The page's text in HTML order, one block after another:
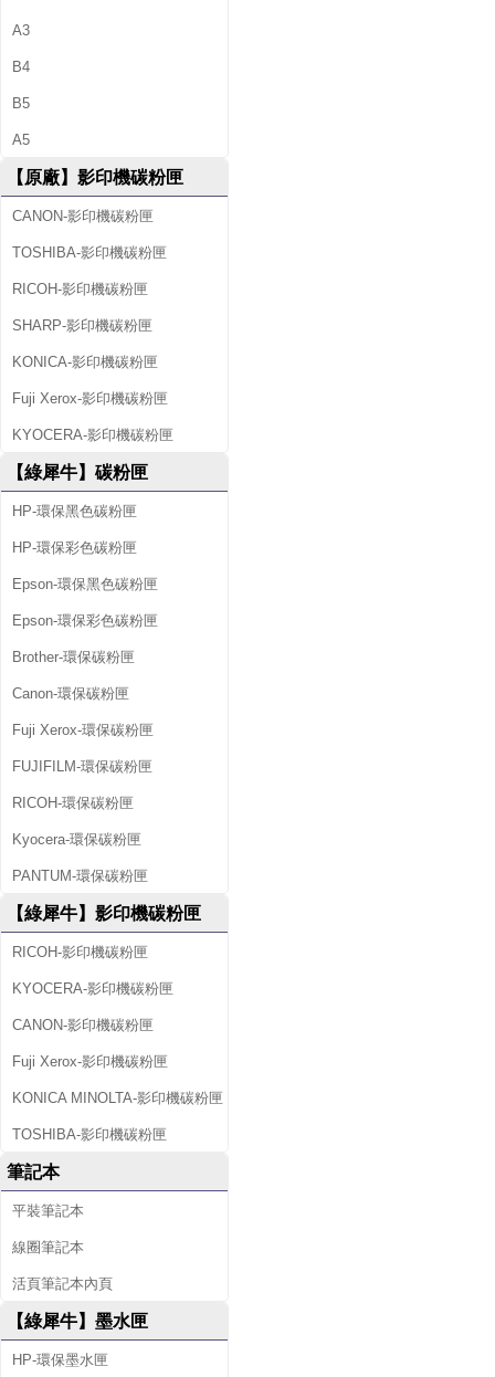
A3
B4
B5
A5
【原廠】影印機碳粉匣
CANON-影印機碳粉匣
TOSHIBA-影印機碳粉匣
RICOH-影印機碳粉匣
SHARP-影印機碳粉匣
KONICA-影印機碳粉匣
Fuji Xerox-影印機碳粉匣
KYOCERA-影印機碳粉匣
【綠犀牛】碳粉匣
HP-環保黑色碳粉匣
HP-環保彩色碳粉匣
Epson-環保黑色碳粉匣
Epson-環保彩色碳粉匣
Brother-環保碳粉匣
Canon-環保碳粉匣
Fuji Xerox-環保碳粉匣
FUJIFILM-環保碳粉匣
RICOH-環保碳粉匣
Kyocera-環保碳粉匣
PANTUM-環保碳粉匣
【綠犀牛】影印機碳粉匣
RICOH-影印機碳粉匣
KYOCERA-影印機碳粉匣
CANON-影印機碳粉匣
Fuji Xerox-影印機碳粉匣
KONICA MINOLTA-影印機碳粉匣
TOSHIBA-影印機碳粉匣
筆記本
平裝筆記本
線圈筆記本
活頁筆記本內頁
【綠犀牛】墨水匣
HP-環保墨水匣